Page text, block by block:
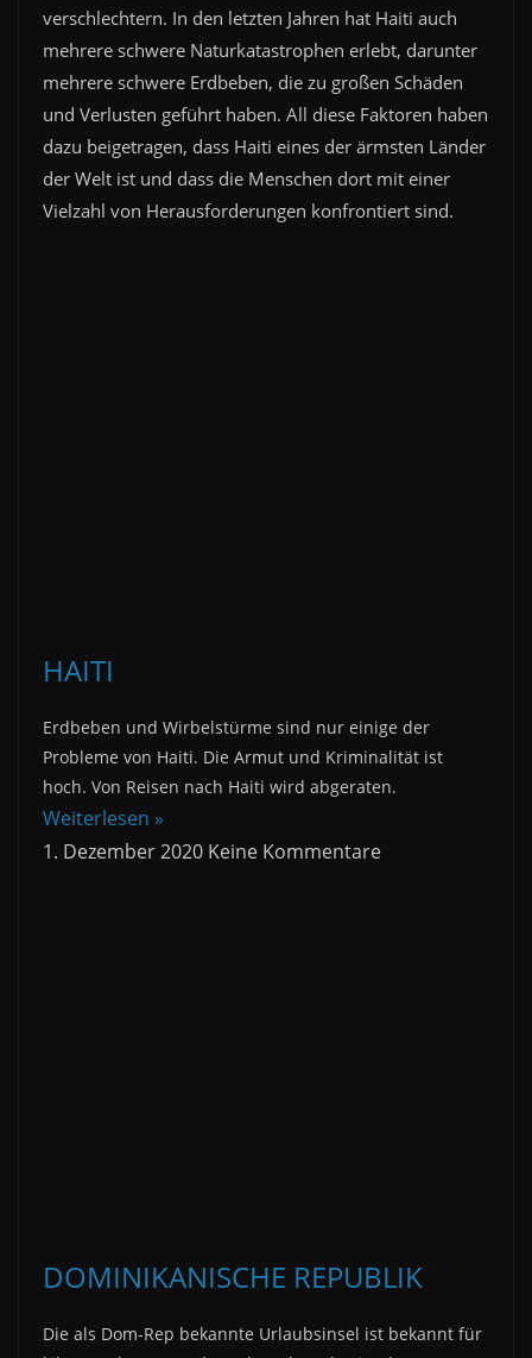
verschlechtern. In den letzten Jahren hat Haiti auch
mehrere schwere Naturkatastrophen erlebt, darunter
mehrere schwere Erdbeben, die zu großen Schäden
und Verlusten geführt haben. All diese Faktoren haben
dazu beigetragen, dass Haiti eines der ärmsten Länder
der Welt ist und dass die Menschen dort mit einer
Vielzahl von Herausforderungen konfrontiert sind.
HAITI
Erdbeben und Wirbelstürme sind nur einige der
Probleme von Haiti. Die Armut und Kriminalität ist
hoch. Von Reisen nach Haiti wird abgeraten.
Weiterlesen »
1. Dezember 2020 Keine Kommentare
DOMINIKANISCHE REPUBLIK
Die als Dom-Rep bekannte Urlaubsinsel ist bekannt für